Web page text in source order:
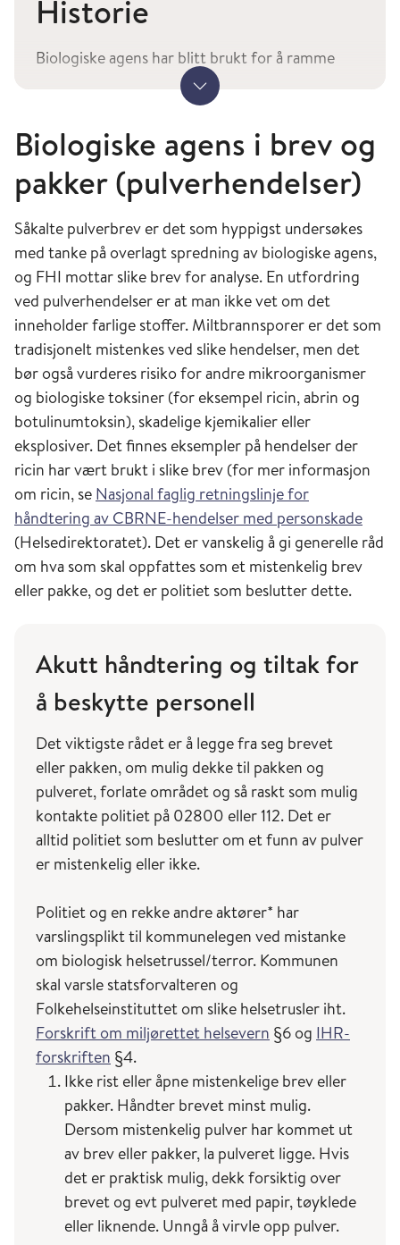
Historie
Biologiske agens har blitt brukt for å ramme
fiender opp gjennom historien. Mongolene
kastet for eksempel pestbefengte lik over
bymurene i den beleirede byen Kaffa på
Krimhalvøya i 1346, mens britiske offiserer
tilbød tepper med koppesmitte til
urbefolkningen i Amerika i 1763 (
Frischknecht,
F. EMBO Rep 2003).
Under første verdenskrig, hadde enkelte land
forskningsprogrammer på, og til dels utprøving
av, biologiske våpen. Særlig den tyske hæren
forsøkte å bruke både anthrax og snive i
biologisk krigføring, primært mot dyr (Roffey,
R et al. Clin Microbiol Infect 2002). I 1917 ble
den tyske spionen baron Otto von Rosen
arrestert i Norge med sukkerbiter gjemt i
glassampuller i bagasjen. Innholdet ble tiår
senere identifisert som miltbrannsporer.
Hensikten var å uskadeliggjøre kjørerein og
hester for å hindre transport av materiellover
Finnmarksvidda til russiske områder (NRK).
Under andre verdenskrig hadde flere land
stridsmidler i langt større skala enn tidligere,
inkludert USA, Russland, Storbritannia,
Frankrike, Italia, Tyskland og Canada. Japan
forskningsaktivitet på ulike biologiske våpen.
Forsøk med ulike spredningsmetoder av
pestbakterien ble blant annet utført i stor skala,
samt at kolera og tyfus også ble testet ut. I 1942
utførte Storbritannia også forsøk med bomber
med miltbrannbakterier på øya Gruinard Island,
øya ble kontaminert slik at ikke mennesker eller
dyr kunne være på øya frem til den ble
dekontaminert i 1986 (Roffey, R et al. Clin
Microbiol Infect 2002, Johnson, K. J Hist Med
Allied Sci, 2022).
Også i perioden etter andre verdenskrig og
under den kalde krigen hadde både
Sovjetunionen og USA store
forskningsprogrammer for biologiske våpen. I
USA bleBacillus globigii, en ufarlig slektning av
miltbrannbakterien, spredt på T- banesystemet i
New York for å simulere spredning av miltbrann.
Fra Sovjetunionen illustrerer Sverdlovsk-
Vis mer
Biologiske agens i brev og
pakker (pulverhendelser)
Såkalte pulverbrev er det som hyppigst undersøkes
med tanke på overlagt spredning av biologiske agens,
og FHI mottar slike brev for analyse. En utfordring
ved pulverhendelser er at man ikke vet om det
inneholder farlige stoffer. Miltbrannsporer er det som
tradisjonelt mistenkes ved slike hendelser, men det
bør også vurderes risiko for andre mikroorganismer
og biologiske toksiner (for eksempel ricin, abrin og
botulinumtoksin), skadelige kjemikalier eller
eksplosiver. Det finnes eksempler på hendelser der
ricin har vært brukt i slike brev (for mer informasjon
om ricin, se Nasjonal faglig retningslinje for
håndtering av CBRNE-hendelser med personskade
(Helsedirektoratet). Det er vanskelig å gi generelle råd
om hva som skal oppfattes som et mistenkelig brev
eller pakke, og det er politiet som beslutter dette.
Akutt håndtering og tiltak for
å beskytte personell
Det viktigste rådet er å legge fra seg brevet
eller pakken, om mulig dekke til pakken og
pulveret, forlate området og så raskt som mulig
kontakte politiet på 02800 eller 112. Det er
alltid politiet som beslutter om et funn av pulver
er mistenkelig eller ikke.
Politiet og en rekke andre aktører* har
varslingsplikt til kommunelegen ved mistanke
om biologisk helsetrussel/terror. Kommunen
skal varsle statsforvalteren og
Folkehelseinstituttet om slike helsetrusler iht.
Forskrift om miljørettet helsevern §6 og IHR-
forskriften §4.
Ikke rist eller åpne mistenkelige brev eller
pakker. Håndter brevet minst mulig.
Dersom mistenkelig pulver har kommet ut
av brev eller pakker, la pulveret ligge. Hvis
det er praktisk mulig, dekk forsiktig over
brevet og evt pulveret med papir, tøyklede
eller liknende. Unngå å virvle opp pulver.